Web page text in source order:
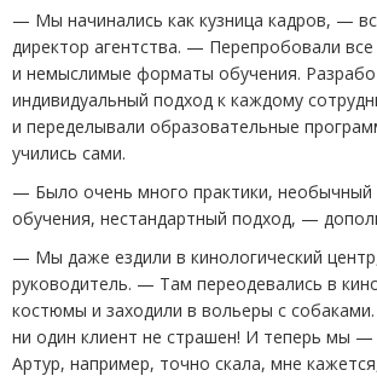
— Мы начинались как кузница кадров, —
директор агентства. — Перепробовали
и немыслимые форматы обучения.
индивидуальный подход к каждому
и переделывали образовательные
учились сами.
— Было очень много практики,
обучения, нестандартный подход, —
— Мы даже ездили в кинологический
руководитель. — Там переодевались в
костюмы и заходили в вольеры с
ни один клиент не страшен! И теперь мы —
Артур, например, точно скала, мне